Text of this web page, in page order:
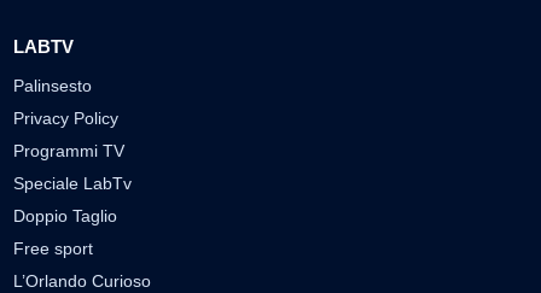
LABTV
Palinsesto
Privacy Policy
Programmi TV
Speciale LabTv
Doppio Taglio
Free sport
L’Orlando Curioso